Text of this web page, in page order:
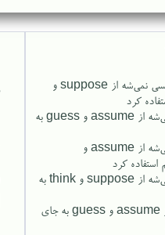
چند تا مثال که در انگلیسی نمی‌شه از suppose و
چند تا مثال بزنین که می‌شه از assume و guess به
چند تا مثال بزنین که می‌شه از assume و
چند تا مثال بزنین که می‌شه از suppose و think به
چند تا مثال بزنین که از assume و guess به جای